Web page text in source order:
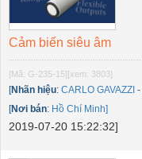
Cảm biến siêu âm
[Mã: G-235-15][xem: 3803]
[Nhãn hiệu: CARLO GAVAZZI -
[Nơi bán: Hồ Chí Minh]
2019-07-20 15:22:32]